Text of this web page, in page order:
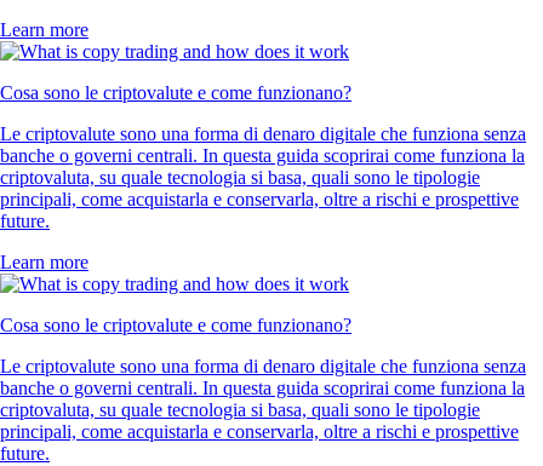
Learn more
Cosa sono le criptovalute e come funzionano?
Le criptovalute sono una forma di denaro digitale che funziona senza
banche o governi centrali. In questa guida scoprirai come funziona la
criptovaluta, su quale tecnologia si basa, quali sono le tipologie
principali, come acquistarla e conservarla, oltre a rischi e prospettive
future.
Learn more
Cosa sono le criptovalute e come funzionano?
Le criptovalute sono una forma di denaro digitale che funziona senza
banche o governi centrali. In questa guida scoprirai come funziona la
criptovaluta, su quale tecnologia si basa, quali sono le tipologie
principali, come acquistarla e conservarla, oltre a rischi e prospettive
future.